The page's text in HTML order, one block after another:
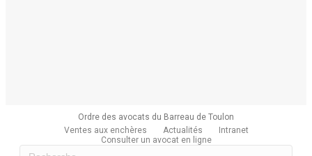
Ordre des avocats du Barreau de Toulon
Ventes aux enchères
Actualités
Intranet
Consulter un avocat en ligne